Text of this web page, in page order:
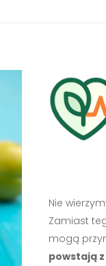
Nie
Zamiast
mogą
powstają